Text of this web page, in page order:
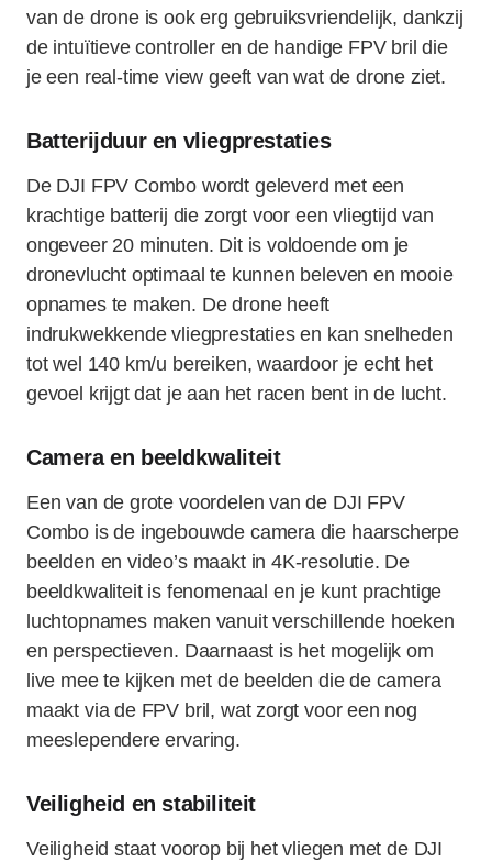
van de drone is ook erg gebruiksvriendelijk, dankzij
de intuïtieve controller en de handige FPV bril die
je een real-time view geeft van wat de drone ziet.
Batterijduur en vliegprestaties
De DJI FPV Combo wordt geleverd met een
krachtige batterij die zorgt voor een vliegtijd van
ongeveer 20 minuten. Dit is voldoende om je
dronevlucht optimaal te kunnen beleven en mooie
opnames te maken. De drone heeft
indrukwekkende vliegprestaties en kan snelheden
tot wel 140 km/u bereiken, waardoor je echt het
gevoel krijgt dat je aan het racen bent in de lucht.
Camera en beeldkwaliteit
Een van de grote voordelen van de DJI FPV
Combo is de ingebouwde camera die haarscherpe
beelden en video’s maakt in 4K-resolutie. De
beeldkwaliteit is fenomenaal en je kunt prachtige
luchtopnames maken vanuit verschillende hoeken
en perspectieven. Daarnaast is het mogelijk om
live mee te kijken met de beelden die de camera
maakt via de FPV bril, wat zorgt voor een nog
meeslependere ervaring.
Veiligheid en stabiliteit
Veiligheid staat voorop bij het vliegen met de DJI